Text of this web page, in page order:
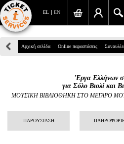
EN
EL
Πανεπιστημίου 39,
info@ticketservices.gr
Σύνδεση/Εγγραφή
Αρχική σελίδα Online παραστάσεις
'Εργα Ελλήνων
για Σόλο Βιολί και
ΜΟΥΣΙΚΗ ΒΙΒΛΙΟΘΗΚΗ ΣΤΟ ΜΕΓΑΡΟ
ΠΑΡΟΥΣΙΑΣΗ